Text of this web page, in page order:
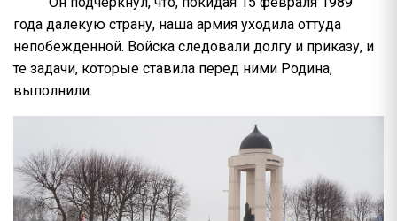
года далекую страну, наша армия уходила оттуда
непобежденной. Войска следовали долгу и приказу, и
те задачи, которые ставила перед ними Родина,
выполнили.